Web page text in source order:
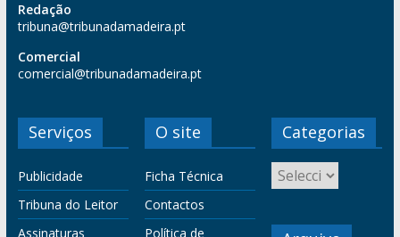
Redação
tribuna@tribunadamadeira.pt
Comercial
comercial@tribunadamadeira.pt
Serviços
Publicidade
Tribuna do Leitor
Assinaturas
O site
Ficha Técnica
Contactos
Política de
Categorias